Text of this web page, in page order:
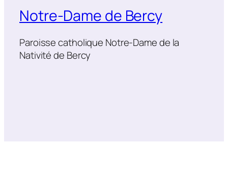
Notre-Dame de Bercy
Paroisse catholique Notre-Dame de la
Nativité de Bercy